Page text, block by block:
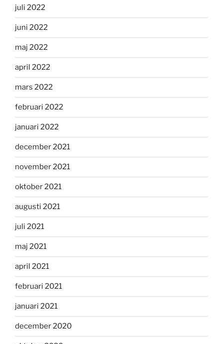
juli 2022
juni 2022
maj 2022
april 2022
mars 2022
februari 2022
januari 2022
december 2021
november 2021
oktober 2021
augusti 2021
juli 2021
maj 2021
april 2021
februari 2021
januari 2021
december 2020